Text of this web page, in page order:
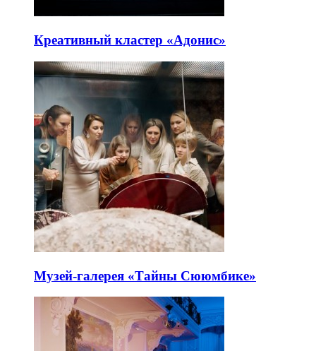
Креативный кластер «Адонис»
Музей-галерея «Тайны Сююмбике»